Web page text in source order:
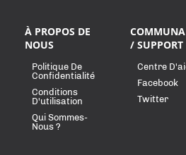
À PROPOS DE
NOUS
Politique De
Confidentialité
Conditions
D'utilisation
Qui Sommes-
Nous ?
/ SUPPORT
Centre
Facebook
Twitter